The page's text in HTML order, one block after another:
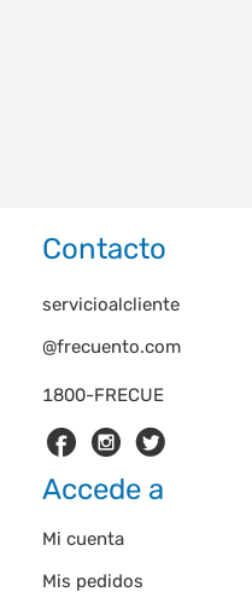
Contacto
1800-FRECUE
servicioalcliente
@frecuento.com
Accede a
Mi cuenta
Mis pedidos